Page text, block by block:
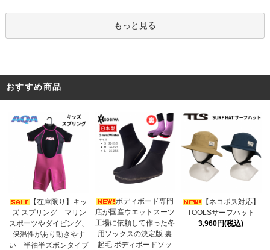
もっと見る
おすすめ商品
【在庫限り】キッ
ズ スプリング マリン
スポーツやダイビング、
保温性があり動きやす
い 半袖半ズボンタイプ
ボディボード専門
店が国産ウエットスーツ
工場に依頼して作った冬
用ソックスの決定版 裏
起毛 ボディボードソッ
【ネコポス対応】
TOOLSサーフハット
3,960円(税込)